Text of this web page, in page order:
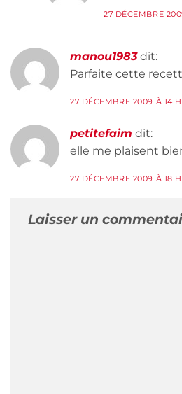
27 DÉCEMBRE
manou1983 dit:
Parfaite cette
27 DÉCEMBRE 2009 À 14
petitefaim dit:
elle me plaisent
27 DÉCEMBRE 2009 À 18
Laisser un